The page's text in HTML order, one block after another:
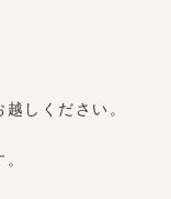
しください。